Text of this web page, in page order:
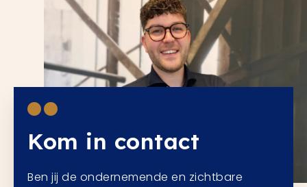
Kom in contact
Ben jij de ondernemende en zichtbare